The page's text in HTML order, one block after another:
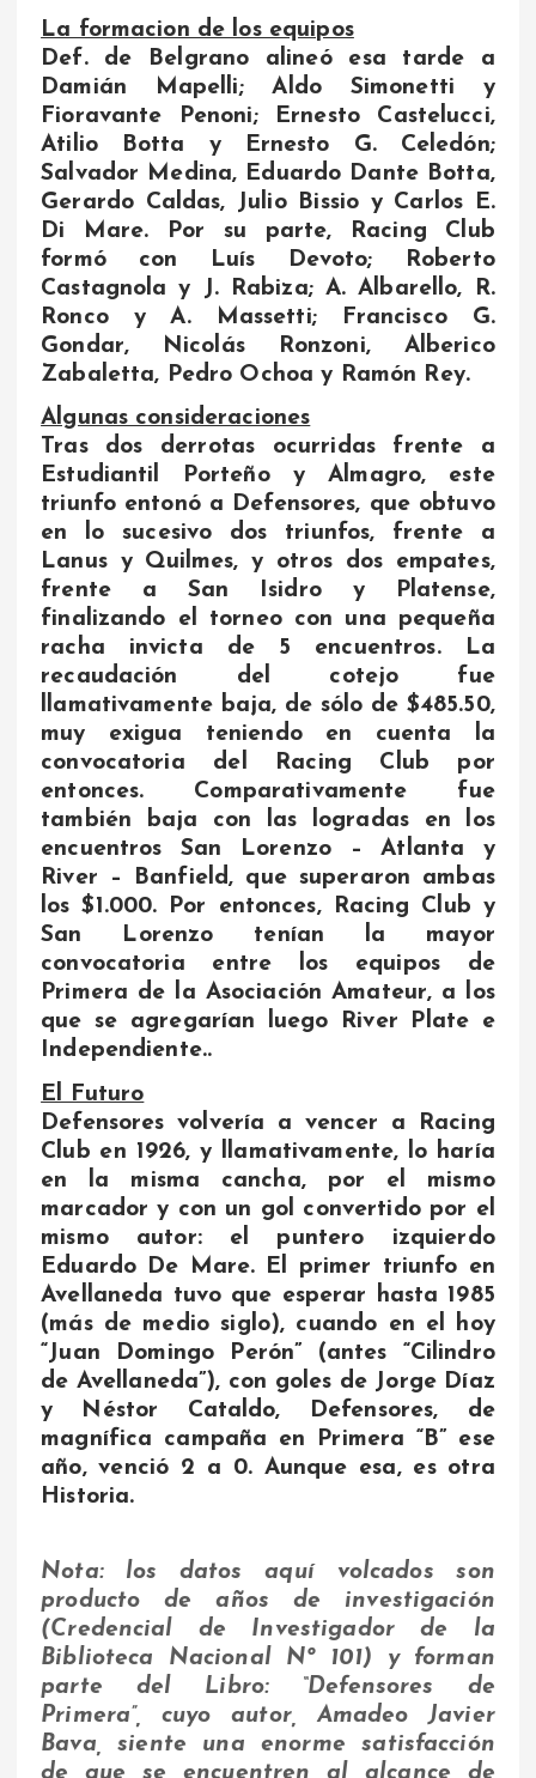
La formacion de los equipos
Def. de Belgrano alineó esa tarde a
Damián Mapelli; Aldo Simonetti y
Fioravante Penoni; Ernesto Castelucci,
Atilio Botta y Ernesto G. Celedón;
Salvador Medina, Eduardo Dante Botta,
Gerardo Caldas, Julio Bissio y Carlos E.
Di Mare. Por su parte, Racing Club
formó con Luís Devoto; Roberto
Castagnola y J. Rabiza; A. Albarello, R.
Ronco y A. Massetti; Francisco G.
Gondar, Nicolás Ronzoni, Alberico
Zabaletta, Pedro Ochoa y Ramón Rey.
Algunas consideraciones
Tras dos derrotas ocurridas frente a
Estudiantil Porteño y Almagro, este
triunfo entonó a Defensores, que obtuvo
en lo sucesivo dos triunfos, frente a
Lanus y Quilmes, y otros dos empates,
frente a San Isidro y Platense,
finalizando el torneo con una pequeña
racha invicta de 5 encuentros. La
recaudación del cotejo fue
llamativamente baja, de sólo de $485.50,
muy exigua teniendo en cuenta la
convocatoria del Racing Club por
entonces. Comparativamente fue
también baja con las logradas en los
encuentros San Lorenzo – Atlanta y
River – Banfield, que superaron ambas
los $1.000. Por entonces, Racing Club y
San Lorenzo tenían la mayor
convocatoria entre los equipos de
Primera de la Asociación Amateur, a los
que se agregarían luego River Plate e
Independiente..
El Futuro
Defensores volvería a vencer a Racing
Club en 1926, y llamativamente, lo haría
en la misma cancha, por el mismo
marcador y con un gol convertido por el
mismo autor: el puntero izquierdo
Eduardo De Mare. El primer triunfo en
Avellaneda tuvo que esperar hasta 1985
(más de medio siglo), cuando en el hoy
“Juan Domingo Perón” (antes “Cilindro
de Avellaneda”), con goles de Jorge Díaz
y Néstor Cataldo, Defensores, de
magnífica campaña en Primera “B” ese
año, venció 2 a 0. Aunque esa, es otra
Historia.
Nota: los datos aquí volcados son
producto de años de investigación
(Credencial de Investigador de la
Biblioteca Nacional Nº 101) y forman
parte del Libro: “Defensores de
Primera”, cuyo autor, Amadeo Javier
Bava, siente una enorme satisfacción
de que se encuentren al alcance de